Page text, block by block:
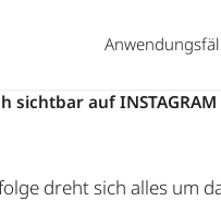
sichtbar auf
dreht sich alles um